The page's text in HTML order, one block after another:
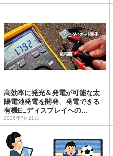
高効率に発光＆発電が可能な太
陽電池発電を開発、発電できる
有機ELディスプレイへの...
2026年7月21日